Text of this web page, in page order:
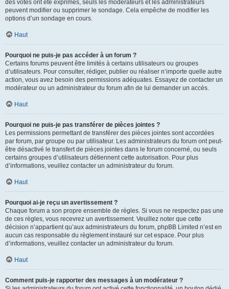
des votes ont été exprimés, seuls les modérateurs et les administrateurs
peuvent modifier ou supprimer le sondage. Cela empêche de modifier les
options d’un sondage en cours.
Haut
Pourquoi ne puis-je pas accéder à un forum ?
Certains forums peuvent être limités à certains utilisateurs ou groupes
d’utilisateurs. Pour consulter, rédiger, publier ou réaliser n’importe quelle autre
action, vous avez besoin des permissions adéquates. Essayez de contacter un
modérateur ou un administrateur du forum afin de lui demander un accès.
Haut
Pourquoi ne puis-je pas transférer de pièces jointes ?
Les permissions permettant de transférer des pièces jointes sont accordées
par forum, par groupe ou par utilisateur. Les administrateurs du forum ont peut-
être désactivé le transfert de pièces jointes dans le forum concerné, ou seuls
certains groupes d’utilisateurs détiennent cette autorisation. Pour plus
d’informations, veuillez contacter un administrateur du forum.
Haut
Pourquoi ai-je reçu un avertissement ?
Chaque forum a son propre ensemble de règles. Si vous ne respectez pas une
de ces règles, vous recevrez un avertissement. Veuillez noter que cette
décision n’appartient qu’aux administrateurs du forum, phpBB Limited n’est en
aucun cas responsable du règlement instauré sur cet espace. Pour plus
d’informations, veuillez contacter un administrateur du forum.
Haut
Comment puis-je rapporter des messages à un modérateur ?